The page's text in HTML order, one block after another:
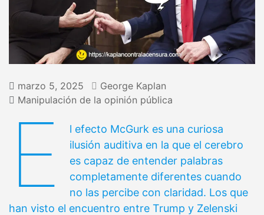
marzo 5, 2025
George Kaplan
Manipulación de la opinión pública
E
l efecto McGurk es una curiosa
ilusión auditiva en la que el cerebro
es capaz de entender palabras
completamente diferentes cuando
no las percibe con claridad. Los que
han visto el encuentro entre Trump y Zelenski